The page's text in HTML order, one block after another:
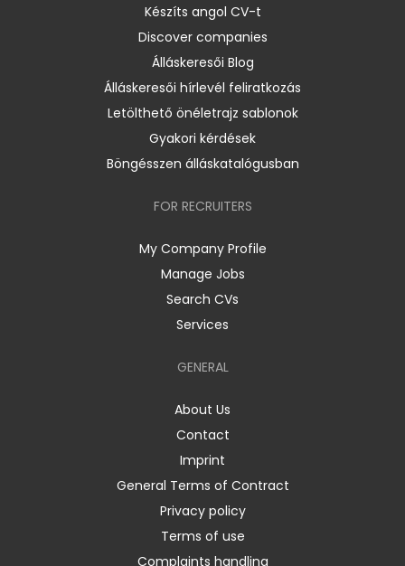
Készíts angol CV-t
Discover companies
Álláskeresői Blog
Álláskeresői hírlevél feliratkozás
Letölthető önéletrajz sablonok
Gyakori kérdések
Böngésszen álláskatalógusban
FOR RECRUITERS
My Company Profile
Manage Jobs
Search CVs
Services
GENERAL
About Us
Contact
Imprint
General Terms of Contract
Privacy policy
Terms of use
Complaints handling